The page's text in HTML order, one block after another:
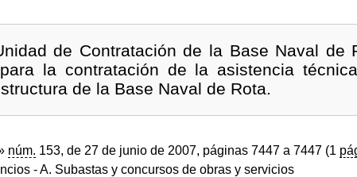
de Contratación de la Base Naval de
la contratación de la asistencia
de la Base Naval de Rota.
núm. 153, de 27 de junio de 2007, páginas 7447 a 7447 (1
- A. Subastas y concursos de obras y servicios